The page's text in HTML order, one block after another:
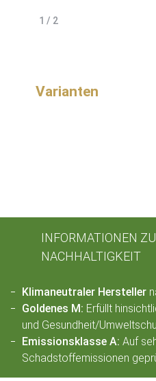
1 / 2
Varianten
INFORMATIONEN
NACHHALTIGKEIT
Klimaneutraler Hersteller
Goldenes M: Erfüllt
und Gesundheit/
Emissionsklasse A: Auf
Schadstoffemissionen